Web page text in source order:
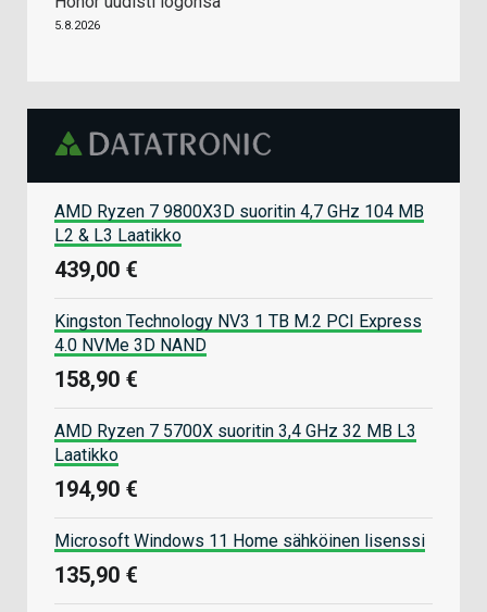
5.8.2026
AMD Ryzen 7 9800X3D suoritin 4,7 GHz 104 MB
L2 & L3 Laatikko
439,00 €
Kingston Technology NV3 1 TB M.2 PCI Express
4.0 NVMe 3D NAND
158,90 €
AMD Ryzen 7 5700X suoritin 3,4 GHz 32 MB L3
Laatikko
194,90 €
Microsoft Windows 11 Home sähköinen lisenssi
135,90 €